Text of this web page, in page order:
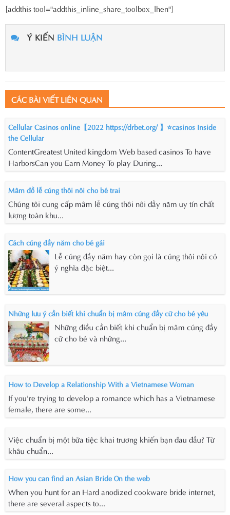
[addthis tool="addthis_inline_share_toolbox_lhen"]
Ý KIẾN BÌNH LUẬN
CÁC BÀI VIẾT LIÊN QUAN
Cellular Casinos online【2022 https://drbet.org/ 】⭐casinos Inside
the Cellular
ContentGreatest United kingdom Web based casinos To have
HarborsCan you Earn Money To play During...
Mâm đồ lễ cúng thôi nôi cho bé trai
Chúng tôi cung cấp mâm lễ cúng thôi nôi đầy năm uy tín chất
lượng toàn khu...
Cách cúng đầy năm cho bé gái
Lễ cúng đầy năm hay còn gọi là cúng thôi nôi có
ý nghĩa đặc biệt...
Những lưu ý cần biết khi chuẩn bị mâm cúng đầy cữ cho bé yêu
Những điều cần biết khi chuẩn bị mâm cúng đầy
cữ cho bé và những...
How to Develop a Relationship With a Vietnamese Woman
If you're trying to develop a romance which has a Vietnamese
female, there are some...
Việc chuẩn bị một bữa tiệc khai trương khiến bạn đau đầu? Từ
khâu chuẩn...
How you can find an Asian Bride On the web
When you hunt for an Hard anodized cookware bride internet,
there are several aspects to...